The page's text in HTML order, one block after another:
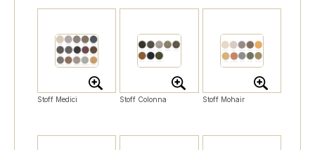
Stoff Medici Stoff Colonna Stoff Mohair